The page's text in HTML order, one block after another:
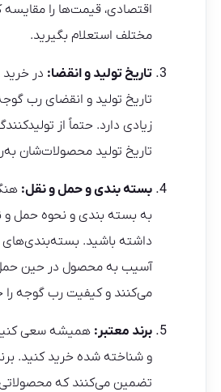
اقتصادی، قیمت‌ها را مقایسه
مختلف استعلام بگیرید.
تاریخ تولید و انقضا: در
تاریخ تولید و انقضای رب
زیادی دارد. حتماً از
تاریخ تولید محصولات‌شان
بسته‌ بندی و حمل‌ و نقل:
به بسته‌ بندی و نحوه حمل‌ و
داشته باشید. بسته‌بندی‌های
آسیب به محصول در حین
می‌کنند و کیفیت رب گوجه را
برند معتبر: همیشه سعی کنید
و شناخته‌ شده خرید کنید.
تضمین می‌کنند که محصولاتی